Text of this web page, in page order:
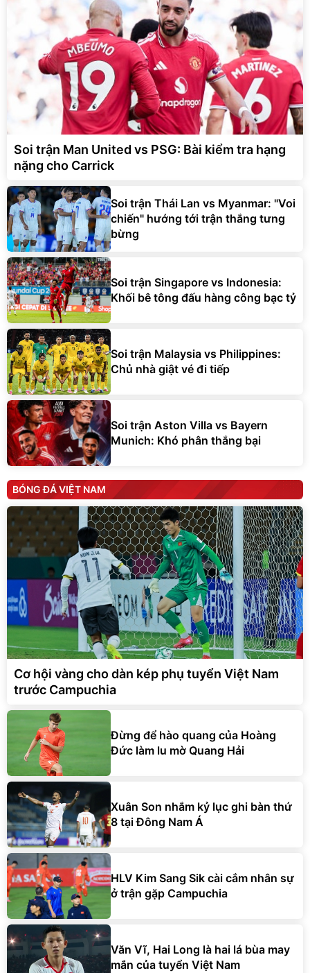
Soi trận Man United vs PSG: Bài kiểm tra hạng
nặng cho Carrick
Soi trận Thái Lan vs Myanmar: "Voi
chiến" hướng tới trận thắng tưng
bừng
Soi trận Singapore vs Indonesia:
Khối bê tông đấu hàng công bạc tỷ
Soi trận Malaysia vs Philippines:
Chủ nhà giật vé đi tiếp
Soi trận Aston Villa vs Bayern
Munich: Khó phân thắng bại
BÓNG ĐÁ VIỆT NAM
Cơ hội vàng cho dàn kép phụ tuyển Việt Nam
trước Campuchia
Đừng để hào quang của Hoàng
Đức làm lu mờ Quang Hải
Xuân Son nhắm kỷ lục ghi bàn thứ
8 tại Đông Nam Á
HLV Kim Sang Sik cài cắm nhân sự
ở trận gặp Campuchia
Văn Vĩ, Hai Long là hai lá bùa may
mắn của tuyển Việt Nam